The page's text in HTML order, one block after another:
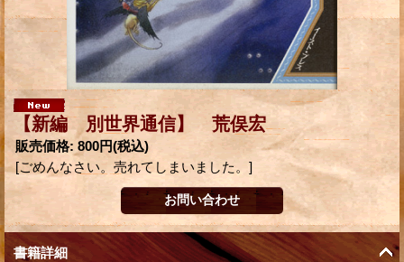
【新編 別世界通信】 荒俣宏
販売価格: 800円(税込)
[ごめんなさい。売れてしまいました。]
書籍詳細